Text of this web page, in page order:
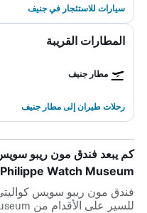
سيارات للاستئجار في جنيف
المطارات القريبة
مطار جنيف
رحلات طيران إلى مطار جنيف
Philippe Watch Museum؟
للسير على الأقدام من Patek Philippe Watch Museum، جنيف.